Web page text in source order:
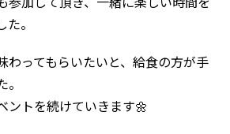
。
わってもらいたいと、給食の方が手
ントを続けていきます🌼